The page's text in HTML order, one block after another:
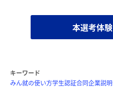
本選考体
キーワード
みん就の使い方学生認証合同企業説